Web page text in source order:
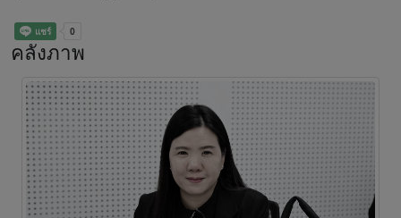
คลังภาพ